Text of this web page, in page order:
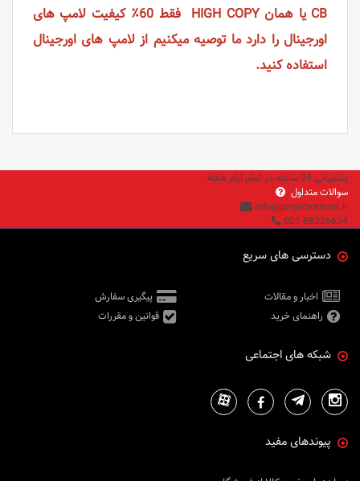
CB یا همان HIGH COPY فقط 60٪ کیفیت لامپ های
اورجینال را دارد ما توصیه میکنیم از لامپ های اورجینال
استفاده کنید.
پشتیبانی 24 ساعته در تمام ایام هفته
سوالات متداول
info@projectorman.ir
021-88226624
دسترسی های سریع
اخبار و مقالات
پیگیری سفارش
راهنمای خرید
قوانین و مقررات
شبکه های اجتماعی
پیوندهای مفید